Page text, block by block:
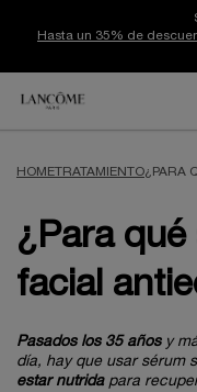
Hasta un 35% de
HOMETRATAMIENTO¿PARA
¿Para
facial
Pasados los 35 añosy
día, hay que usar sérum
estar nutridapara